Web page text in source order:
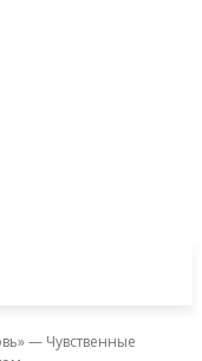
— Чувственные